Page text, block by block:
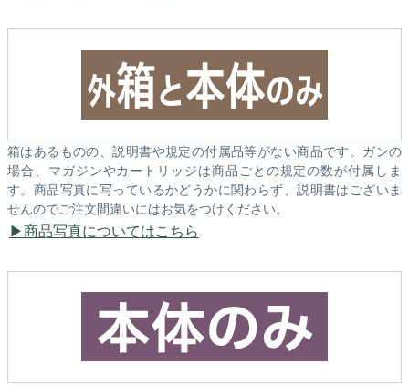
箱はあるものの、説明書や規定の付属品等がない商品です。ガンの
場合、マガジンやカートリッジは商品ごとの規定の数が付属しま
す。商品写真に写っているかどうかに関わらず、説明書はございま
せんのでご注文間違いにはお気をつけください。
商品写真についてはこちら